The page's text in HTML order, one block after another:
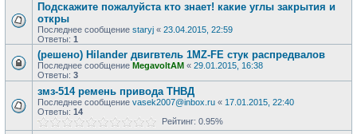
Подскажите пожалуйста кто знает! какие углы закрытия и
откры
Последнее сообщение staryj « 23.04.2015, 22:59
Ответы: 1
(решено) Hilander двигвтель 1MZ-FE стук распредвалов
Последнее сообщение MegavoltAM « 29.01.2015, 16:38
Ответы: 3
змз-514 ремень привода ТНВД
Последнее сообщение vasek2007@inbox.ru « 17.01.2015, 22:40
Ответы: 14
Рейтинг: 0.95%